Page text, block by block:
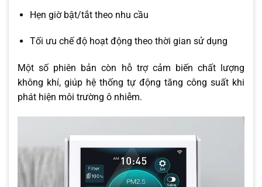
Hẹn giờ bật/tắt theo nhu cầu
Tối ưu chế độ hoạt động theo thời gian sử dụng
Một số phiên bản còn hỗ trợ cảm biến chất lượng
không khí, giúp hệ thống tự động tăng công suất khi
phát hiện môi trường ô nhiễm.